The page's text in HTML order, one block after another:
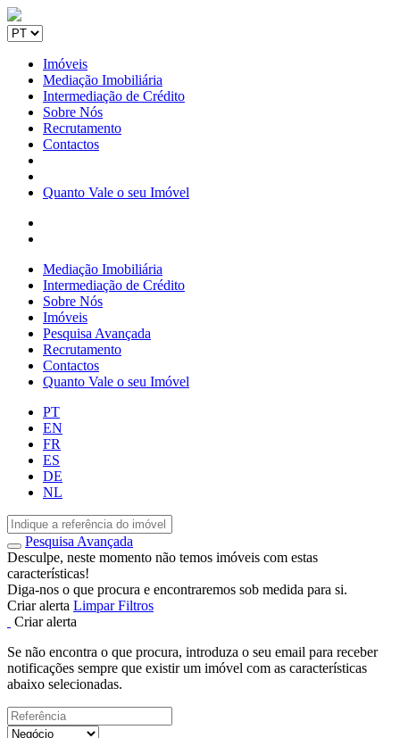
Imóveis
Mediação Imobiliária
Intermediação de Crédito
Sobre Nós
Recrutamento
Contactos
Quanto Vale o seu Imóvel
Mediação Imobiliária
Intermediação de Crédito
Sobre Nós
Imóveis
Pesquisa Avançada
Recrutamento
Contactos
Quanto Vale o seu Imóvel
PT
EN
FR
ES
DE
NL
Pesquisa Avançada
Desculpe, neste momento não temos imóveis com estas
características!
Diga-nos o que procura e encontraremos sob medida para si.
Criar alerta Limpar Filtros
Criar alerta
Se não encontra o que procura, introduza o seu email para receber
notificações sempre que existir um imóvel com as características
abaixo selecionadas.